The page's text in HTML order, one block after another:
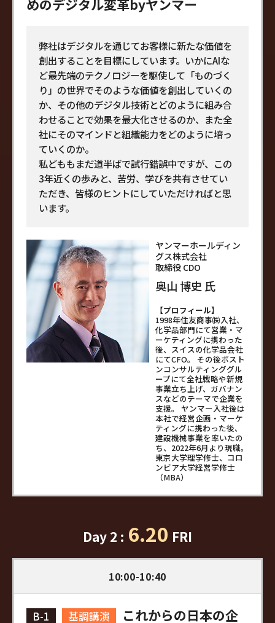
めのデジタル変革byヤンマー
弊社はデジタルを通じてお客様に新たな価値を
創出することを目標にしています。いかにAIな
ど最先端のテクノロジーを駆使して「ものづく
り」の世界でそのような価値を創出していくの
か、その他のデジタル技術とどのように組み合
わせることで効果を最大化させるのか、また全
社にそのマインドと組織能力をどのように培っ
ていくのか。
私どももまだ道半ばで試行錯誤中ですが、この
3年近くの歩みと、苦労、学びを共有させてい
ただき、皆様のヒントにしていただければと思
います。
ヤンマーホールディン
グス株式会社
取締役 CDO
奥山 博史 氏
【プロフィール】
1998年住友商事㈱入社、
化学品部門にて営業・マ
ーケティングに携わった
後、スイスの化学品会社
にてCFO。 その後ボスト
ンコンサルティンググル
ープにて全社戦略や新規
事業立ち上げ、ガバナン
スなどのテーマで企業を
支援。 ヤンマー入社後は
本社で経営企画・マーケ
ティングに携わった後、
建設機械事業を率いたの
ち、2022年6月より現職。
東京大学理学修士、コロ
ンビア大学経営学修士
（MBA）
Day 2 : 6.20 FRI
10:00-10:40
B-1 基調講演
これからの日本の企